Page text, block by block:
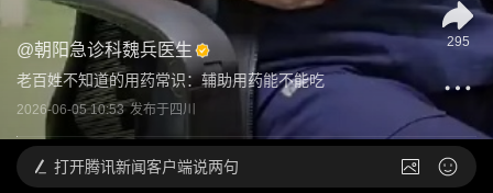
@朝阳急诊科魏兵医生
老百姓不知道的用药常识：辅助用药能不能吃
2026-06-05 10:53 发布于四川
295
打开腾讯新闻客户端说两句